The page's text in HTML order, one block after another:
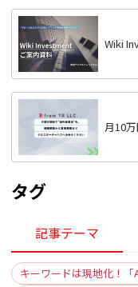
Wiki
月10
タグ
記事テーマ
キーワードは現地化！